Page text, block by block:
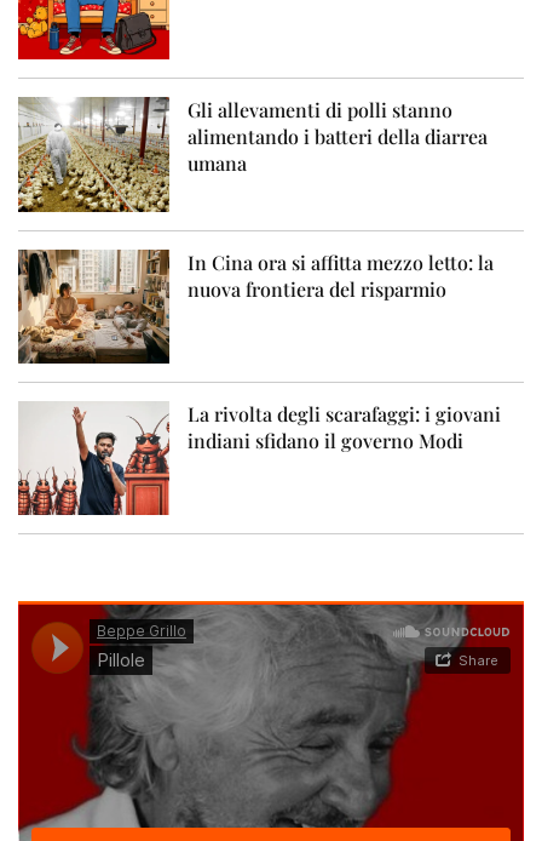
Gli allevamenti di polli stanno
alimentando i batteri della diarrea
umana
In Cina ora si affitta mezzo letto: la
nuova frontiera del risparmio
La rivolta degli scarafaggi: i giovani
indiani sfidano il governo Modi